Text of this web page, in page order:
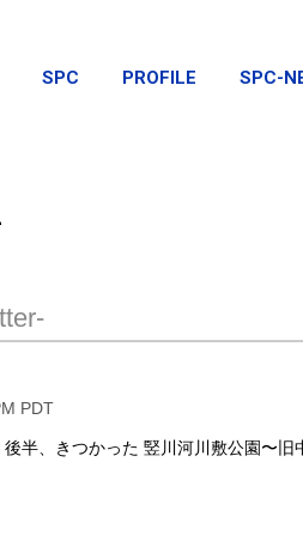
SPC PROFILE SPC-
PDT
半、きつかった 竪川河川敷公園〜旧